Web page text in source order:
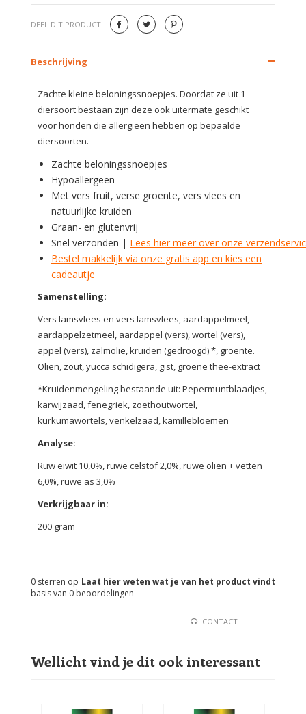
DEEL DIT PRODUCT
Beschrijving
Zachte kleine beloningssnoepjes. Doordat ze uit 1
diersoort bestaan zijn deze ook uitermate geschikt
voor honden die allergieën hebben op bepaalde
diersoorten.
Zachte beloningssnoepjes
Hypoallergeen
Met vers fruit, verse groente, vers vlees en
natuurlijke kruiden
Graan- en glutenvrij
Snel verzonden | Lees hier meer over onze
Bestel makkelijk via onze gratis app en kies een
cadeautje
Samenstelling:
Vers lamsvlees en vers lamsvlees, aardappelmeel,
aardappelzetmeel, aardappel (vers), wortel (vers),
appel (vers), zalmolie, kruiden (gedroogd) *, groente.
Oliën, zout, yucca schidigera, gist, groene thee-extract
*Kruidenmengeling bestaande uit: Pepermuntblaadjes,
karwijzaad, fenegriek, zoethoutwortel,
kurkumawortels, venkelzaad, kamillebloemen
Analyse:
Ruw eiwit 10,0%, ruwe celstof 2,0%, ruwe oliën + vetten
6,0%, ruwe as 3,0%
Verkrijgbaar in:
200 gram
Laat hier weten wat je van het product vindt
0 sterren op
basis van 0 beoordelingen
CONTACT
Wellicht vind je dit ook interessant